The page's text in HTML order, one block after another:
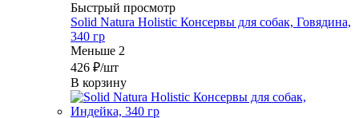
Быстрый просмотр
Solid Natura Holistic Консервы для собак, Говядина,
340 гр
Меньше 2
426 ₽/шт
В корзину